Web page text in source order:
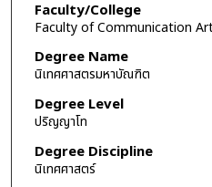
Faculty/College
Faculty of Communication
Degree Name
นิเทศศาสตรมหาบัณฑิต
Degree Level
ปริญญาโท
Degree Discipline
นิเทศศาสตร์